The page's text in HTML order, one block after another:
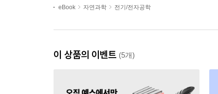
eBook 자연과학 전기/전자공학
이 상품의 이벤트 (5개)